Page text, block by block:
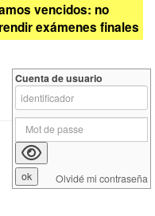
vencidos: no
exámenes finales
Cuenta de usuario
Olvidé mi contraseña